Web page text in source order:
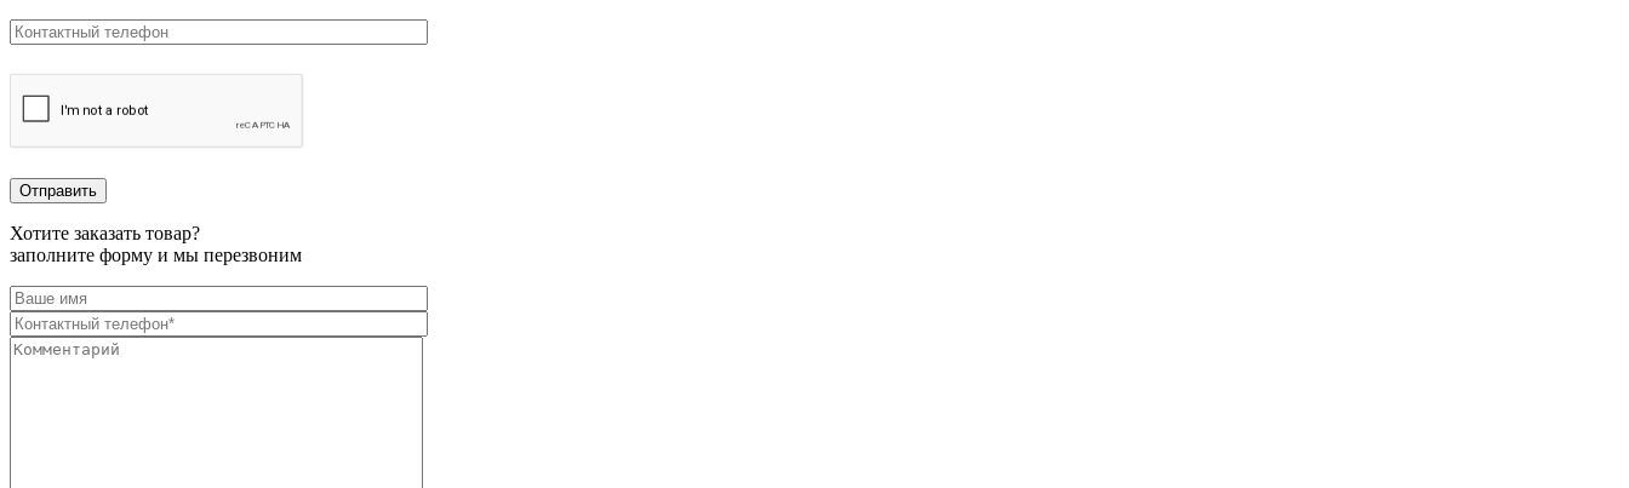
Хотите заказать товар?
заполните форму и мы перезвоним